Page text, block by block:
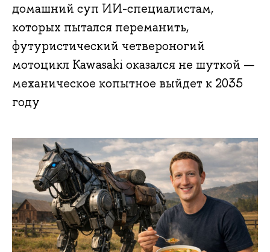
домашний суп ИИ-специалистам,
которых пытался переманить,
футуристический четвероногий
мотоцикл Kawasaki оказался не шуткой —
механическое копытное выйдет к 2035
году